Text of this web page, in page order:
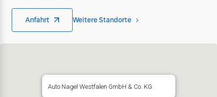
Anfahrt Weitere Standorte
Auto Nagel Westfalen GmbH & Co. KG